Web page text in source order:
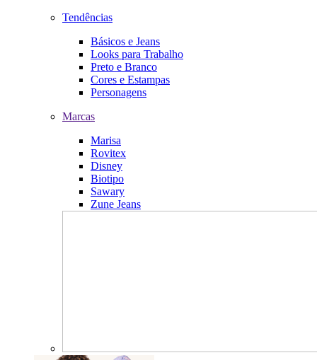
Tendências
Básicos e Jeans
Looks para Trabalho
Preto e Branco
Cores e Estampas
Personagens
Marcas
Marisa
Rovitex
Disney
Biotipo
Sawary
Zune Jeans